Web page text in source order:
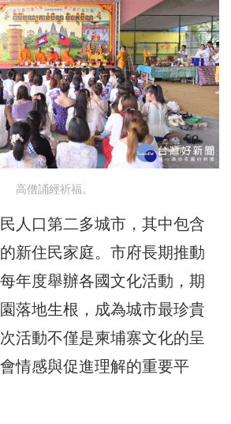
高僧誦經祈福。
人口第二多城市，其中包含
新住民家庭。市府長期推動
年度舉辦各國文化活動，期
落地生根，成為城市最珍貴
活動不僅是柬埔寨文化的呈
情感與促進理解的重要平